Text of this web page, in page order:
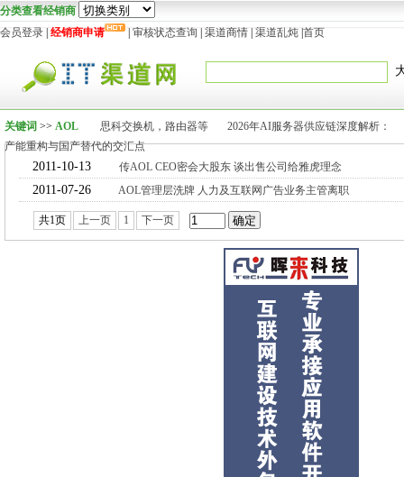
分类查看经销商
会员登录 经销商申请 审核状态查询 渠道商情 渠道乱炖 首页
关键词 >> AOL 思科交换机，路由器等
2026年AI服务器供应链深度解析：
产能重构与国产替代的交汇点
2011-10-13 传AOL CEO密会大股东 谈出售公司给雅虎理念
2011-07-26 AOL管理层洗牌 人力及互联网广告业务主管离职
共1页 上一页 1 下一页